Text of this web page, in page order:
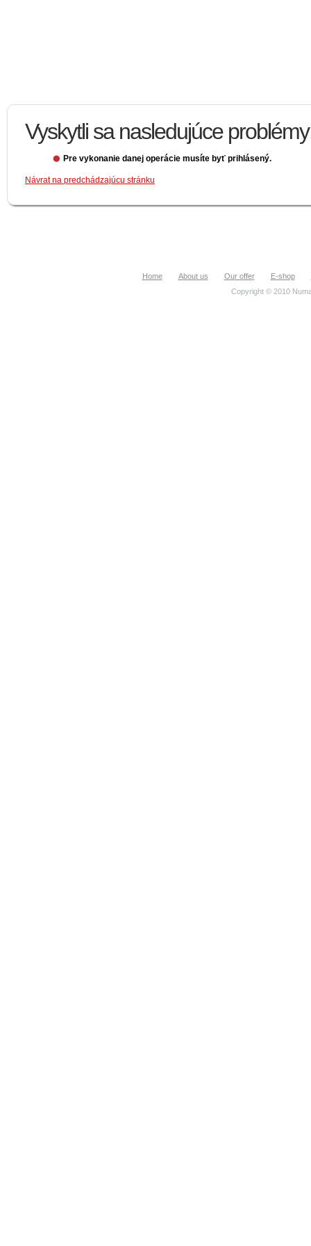
Vyskytli sa nasledujúce
Pre vykonanie danej operácie musíte byť prihlásený.
Návrat na predchádzajúcu stránku
Home About us Our offer E-shop
Copyright © 2010